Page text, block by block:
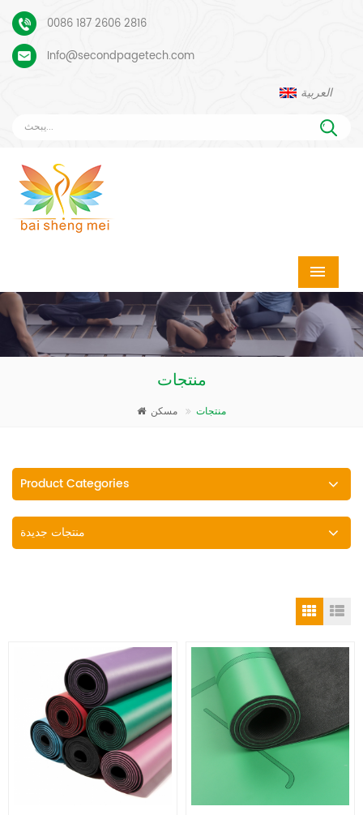
0086 187 2606 2816
Info@secondpagetech.com
العربية
منتجات
مسكن منتجات
Product Categories
منتجات جديدة